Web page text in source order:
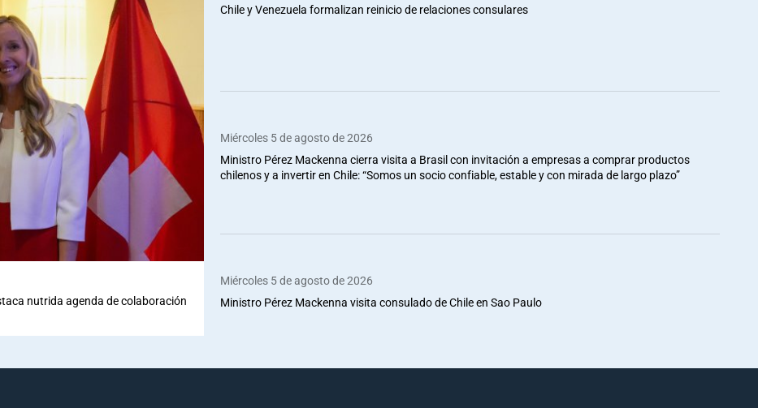
nutrida agenda de colaboración
Chile y Venezuela formalizan reinicio de relaciones consulares
Miércoles 5 de agosto de 2026
Ministro Pérez Mackenna cierra visita a Brasil con invitación a empresas a comprar productos
chilenos y a invertir en Chile: “Somos un socio confiable, estable y con mirada de largo plazo”
Miércoles 5 de agosto de 2026
Ministro Pérez Mackenna visita consulado de Chile en Sao Paulo